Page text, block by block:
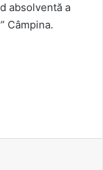
absolventă a
Câmpina.